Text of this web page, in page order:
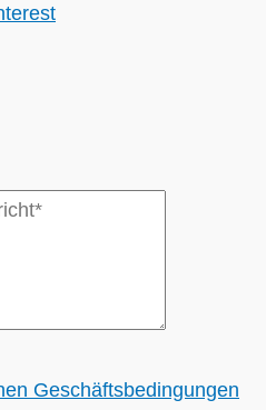
Geschäftsbedingungen